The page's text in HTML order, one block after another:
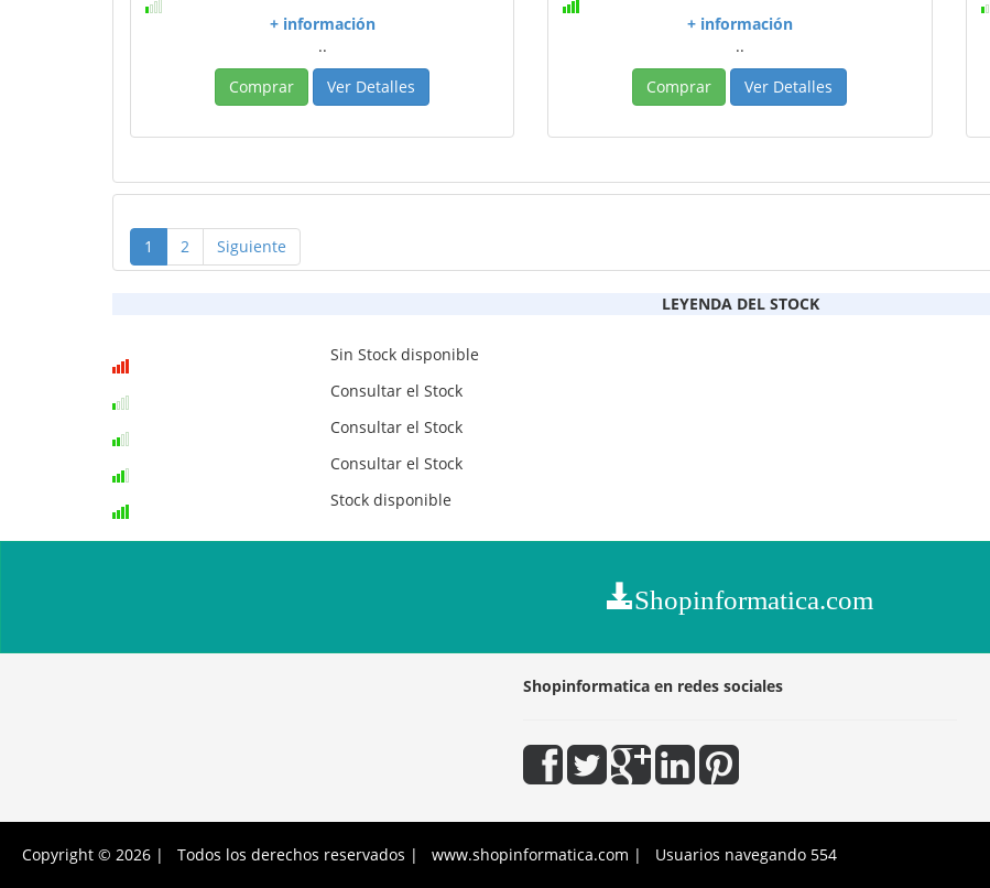
+ información
..
Comprar
Ver Detalles
+ información
..
Comprar
Ver Detalles
1 2 Siguiente
LEYENDA DEL STOCK
Sin Stock disponible
Consultar el Stock
Consultar el Stock
Consultar el Stock
Stock disponible
Shopinformatica.com
Shopinformatica en redes sociales
Copyright © 2026 | Todos los derechos reservados | www.shopinformatica.com | Usuarios navegando 554